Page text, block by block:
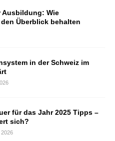
Ausbildung: Wie
Überblick behalten
in der Schweiz im
für das Jahr 2025 Tipps –
sich?